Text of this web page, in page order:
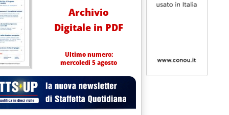
Archivio
Digitale in PDF
Ultimo numero:
mercoledì 5 agosto